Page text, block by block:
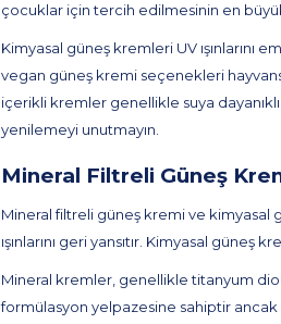
çocuklar için tercih edilmesinin en
Kimyasal güneş kremleri UV ışınlarını
vegan güneş kremi seçenekleri
içerikli kremler genellikle suya
yenilemeyi unutmayın.
Mineral Filtreli Güneş
Mineral filtreli güneş kremi ve kimyasal
ışınlarını geri yansıtır. Kimyasal
Mineral kremler, genellikle titanyum
formülasyon yelpazesine sahiptir